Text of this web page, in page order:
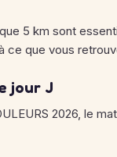
5 km sont
ce que vous
jour J
2026, le